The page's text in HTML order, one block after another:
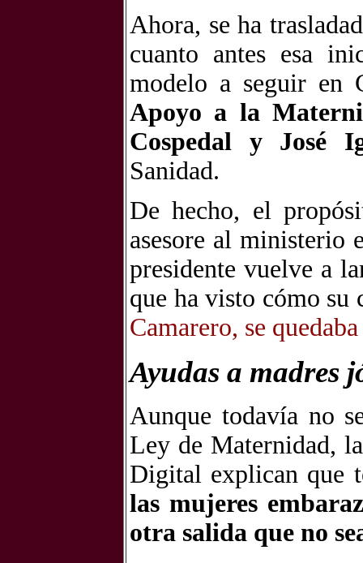
Ahora, se ha
cuanto antes esa
modelo a seguir en
Apoyo a la
Cospedal y José
Sanidad.
De hecho, el
asesore al ministerio
presidente vuelve a
que ha visto cómo su
Camarero, se
Ayudas a madres
Aunque todavía no
Ley de Maternidad,
Digital explican que
las mujeres
otra salida que no